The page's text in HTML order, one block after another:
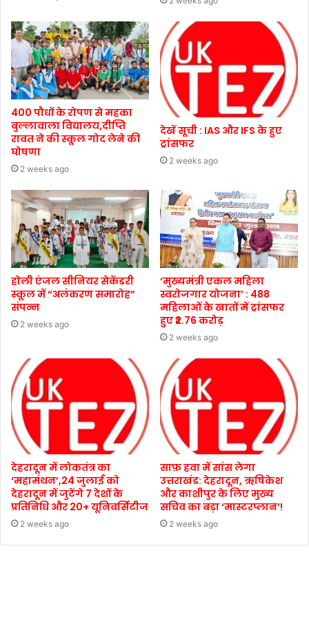
400 पौधों के रोपण से महका
बुल्लावाला विद्यालय,दीप्ति
रावत ने की स्कूल गोद लेने की
घोषणा
2 weeks ago
देखें सूची : IAS और IFS के हुए
ट्रांसफर
2 weeks ago
होली एंजल सीनियर सेकेंडरी
स्कूल में “अलंकरण समारोह”
संपन्न
2 weeks ago
‘मुख्यमंत्री एकल महिला
स्वरोजगार योजना’ : 488
महिलाओं के खातों में ट्रांसफर
हुए ₹2.76 करोड़
2 weeks ago
देहरादून में लोकतंत्र का
‘महामंथन’,24 जुलाई को
देहरादून में जुटेंगे 7 देशों के
प्रतिनिधि और 20+ यूनिवर्सिटीज
2 weeks ago
साफ़ हवा में सांस लेगा
उत्तराखंड: देहरादून, ऋषिकेश
और काशीपुर के लिए मुख्य
सचिव का बड़ा ‘मास्टरप्लान’!
2 weeks ago